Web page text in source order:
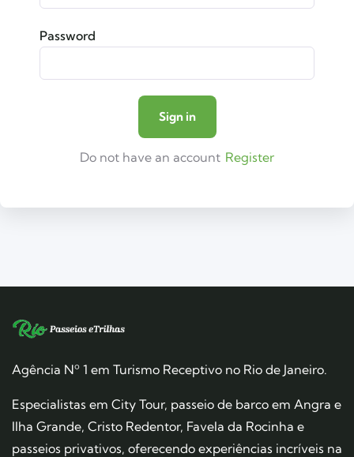
Password
Do not have an account Register
Agência Nº 1 em Turismo Receptivo no Rio de Janeiro.
Especialistas em City Tour, passeio de barco em Angra e
Ilha Grande, Cristo Redentor, Favela da Rocinha e
passeios privativos, oferecendo experiências incríveis na